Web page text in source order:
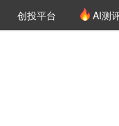
创投平台 AI测